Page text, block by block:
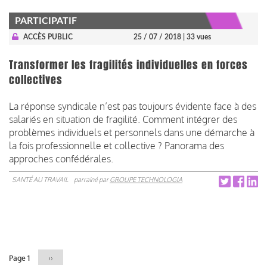
PARTICIPATIF
ACCÈS PUBLIC 25 / 07 / 2018 | 33 vues
Transformer les fragilités individuelles en forces
collectives
La réponse syndicale n’est pas toujours évidente face à des
salariés en situation de fragilité. Comment intégrer des
problèmes individuels et personnels dans une démarche à
la fois professionnelle et collective ? Panorama des
approches confédérales.
SANTÉ AU TRAVAIL parrainé parGROUPE TECHNOLOGIA
Page 1
Page
››